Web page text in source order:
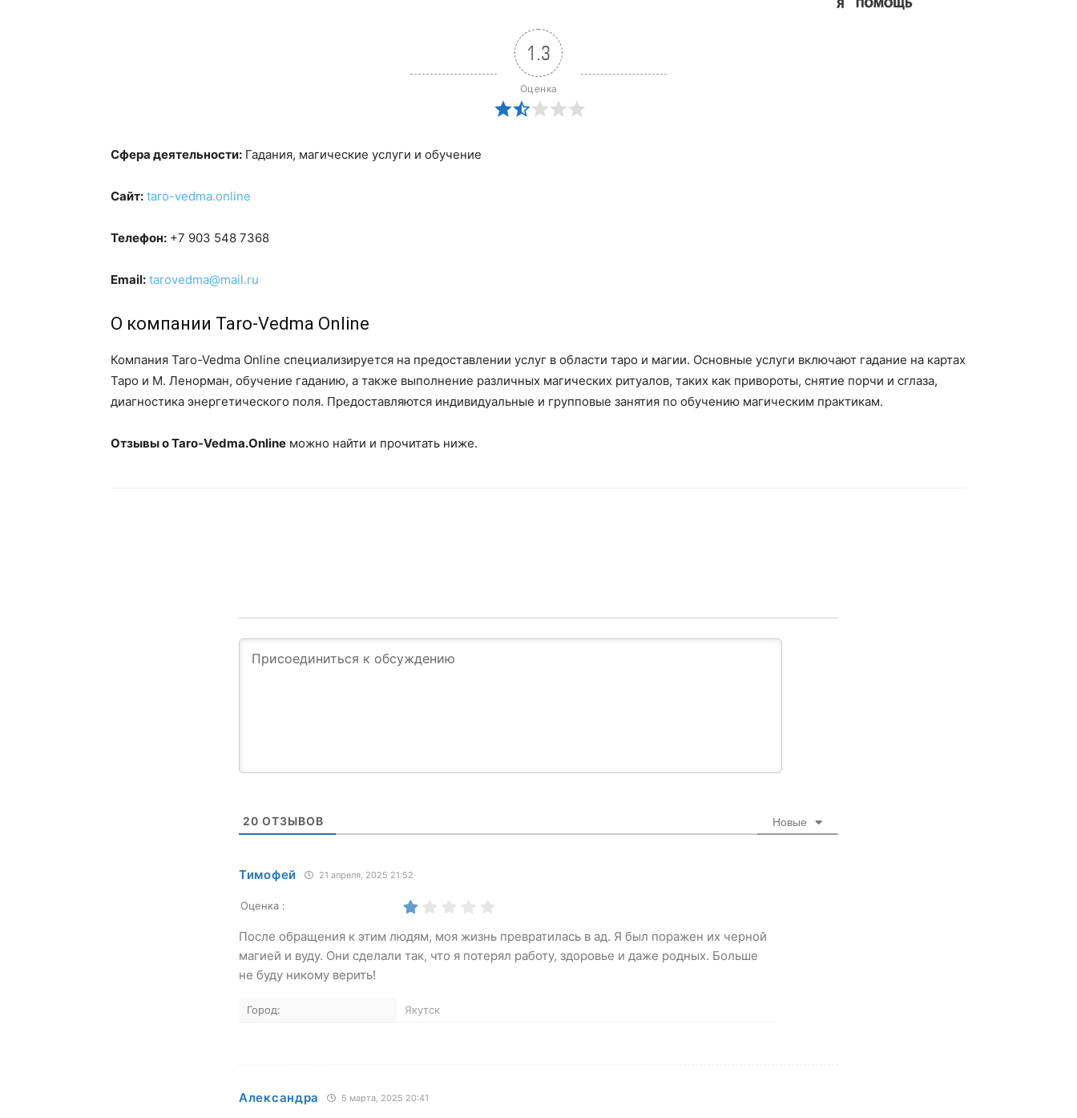
1.3
Оценка
Сфера деятельности: Гадания, магические услуги и обучение
Сайт: taro-vedma.online
Телефон: +7 903 548 7368
Email: tarovedma@mail.ru
О компании Taro-Vedma Online
Компания Taro-Vedma Online специализируется на предоставлении услуг в области таро и магии. Основные услуги включают гадание на картах
Таро и М. Ленорман, обучение гаданию, а также выполнение различных магических ритуалов, таких как привороты, снятие порчи и сглаза,
диагностика энергетического поля. Предоставляются индивидуальные и групповые занятия по обучению магическим практикам.
Отзывы о Taro-Vedma.Online можно найти и прочитать ниже.
20 ОТЗЫВОВ Новые
Тимофей 21 апреля, 2025 21:52
Оценка :
После обращения к этим людям, моя жизнь превратилась в ад. Я был поражен их черной
магией и вуду. Они сделали так, что я потерял работу, здоровье и даже родных. Больше
не буду никому верить!
Город: Якутск
Александра 5 марта, 2025 20:41